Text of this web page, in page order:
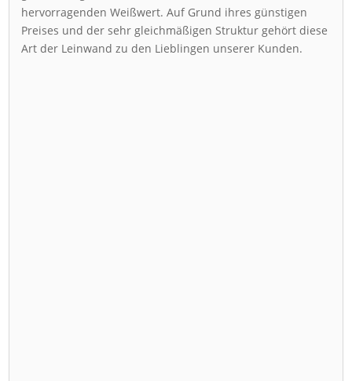
hervorragenden Weißwert. Auf Grund ihres günstigen
Preises und der sehr gleichmäßigen Struktur gehört diese
Art der Leinwand zu den Lieblingen unserer Kunden.